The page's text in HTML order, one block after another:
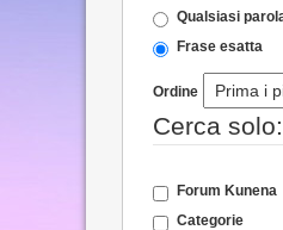
Qualsiasi
Frase esatta
Ordine
Cerca solo:
Forum Kunena
Categorie